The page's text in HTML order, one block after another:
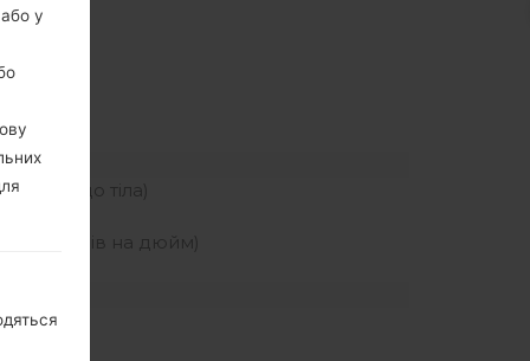
до тіла)
пікселів на дюйм)
у